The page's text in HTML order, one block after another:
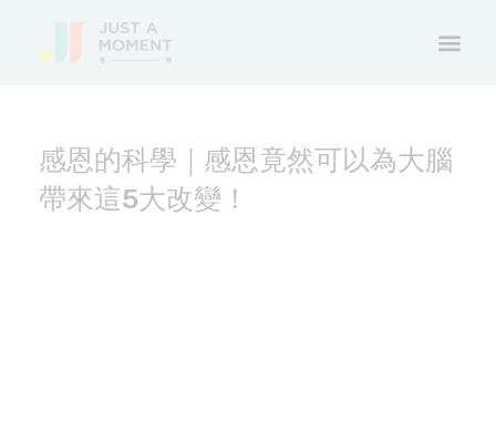
感恩的科學｜感恩竟然可以為大腦
帶來這5大改變！